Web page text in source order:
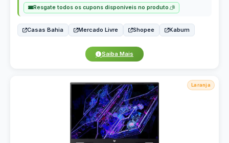
Resgate todos os cupons disponíveis no produto.
Casas Bahia Mercado Livre Shopee Kabum
Saiba Mais
Laranja